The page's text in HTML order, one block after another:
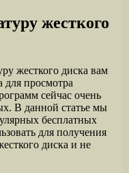
жесткого
жесткого диска вам
для просмотра
сейчас очень
В данной статье мы
бесплатных
для получения
диска и не